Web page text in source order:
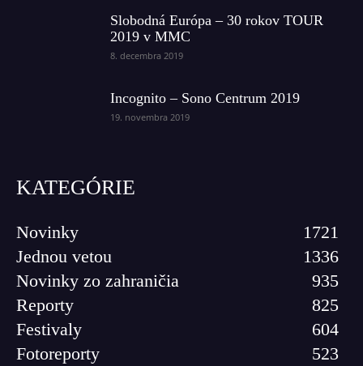
Slobodná Európa – 30 rokov TOUR
2019 v MMC
8. decembra 2019
Incognito – Sono Centrum 2019
19. novembra 2019
KATEGÓRIE
Novinky
1721
Jednou vetou
1336
Novinky zo zahraničia
935
Reporty
825
Festivaly
604
Fotoreporty
523